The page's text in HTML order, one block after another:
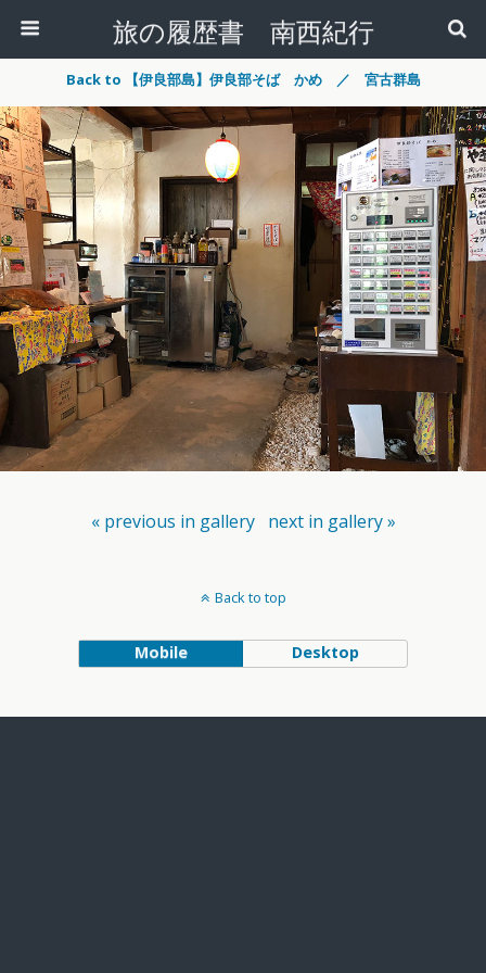
旅の履歴書 南西紀行
Back to 【伊良部島】伊良部そば かめ ／ 宮古群島
« previous in gallery next in gallery »
Back to top
Mobile Desktop